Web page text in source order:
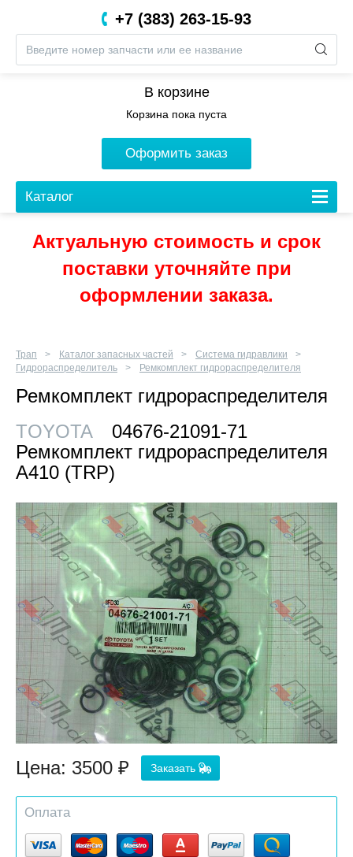
8 (800) 201-05-06
+7 (383) 263-15-93
В корзине
Корзина пока пуста
Оформить заказ
Каталог
Актуальную стоимость и срок
поставки уточняйте при
оформлении заказа.
Трап Каталог запасных частей
Система гидравлики
Гидрораспределитель
Ремкомплект гидрораспределителя
Ремкомплект гидрораспределителя
TOYOTA
04676-21091-71
Ремкомплект гидрораспределителя
А410 (TRP)
Цена: 3500 Заказать
Оплата